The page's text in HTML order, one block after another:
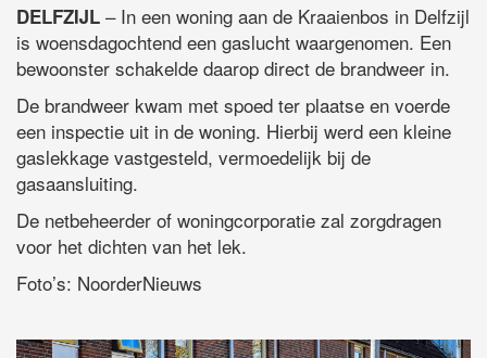
DELFZIJL – In een woning aan de Kraaienbos in Delfzijl
is woensdagochtend een gaslucht waargenomen. Een
bewoonster schakelde daarop direct de brandweer in.
De brandweer kwam met spoed ter plaatse en voerde
een inspectie uit in de woning. Hierbij werd een kleine
gaslekkage vastgesteld, vermoedelijk bij de
gasaansluiting.
De netbeheerder of woningcorporatie zal zorgdragen
voor het dichten van het lek.
Foto’s: NoorderNieuws